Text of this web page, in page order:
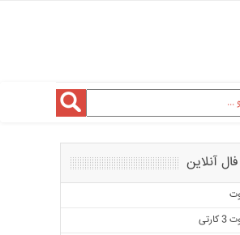
آنلاین